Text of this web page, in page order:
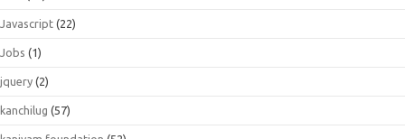
Javascript (22)
Jobs (1)
jquery (2)
kanchilug (57)